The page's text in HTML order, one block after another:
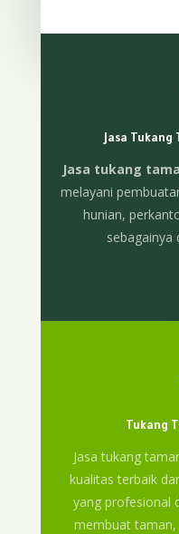
Jasa Tukang
Jasa tukang
melayani
hunian,
sebagainya
Tukang
Jasa tukang
kualitas terbaik
yang profesional
membuat